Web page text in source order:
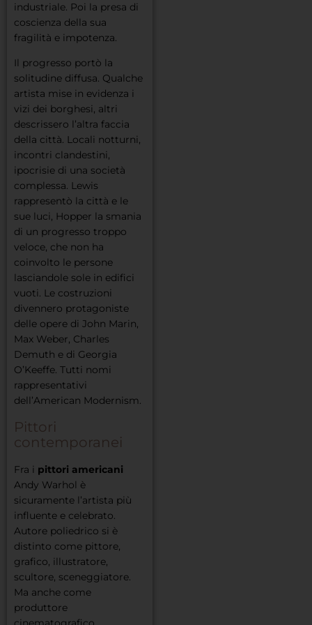
industriale. Poi la presa di
coscienza della sua
fragilità e impotenza.
Il progresso portò la
solitudine diffusa. Qualche
artista mise in evidenza i
vizi dei borghesi, altri
descrissero l’altra faccia
della città. Locali notturni,
incontri clandestini,
ipocrisie di una società
complessa. Lewis
rappresentò la città e le
sue luci, Hopper la smania
di un progresso troppo
veloce, che non ha
coinvolto le persone
lasciandole sole in edifici
vuoti. Le costruzioni
divennero protagoniste
delle opere di John Marin,
Max Weber, Charles
Demuth e di Georgia
O’Keeffe. Tutti nomi
rappresentativi
dell’American Modernism.
Pittori
contemporanei
Fra i pittori americani
Andy Warhol è
sicuramente l’artista più
influente e celebrato.
Autore poliedrico si è
distinto come pittore,
grafico, illustratore,
scultore, sceneggiatore.
Ma anche come
produttore